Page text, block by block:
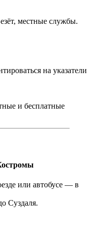
местные службы.
на указатели
и бесплатные
или автобусе — в
Суздаля.